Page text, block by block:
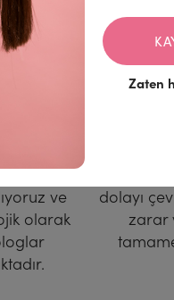
en
ve
olarak
dolayı
zarar
Zaten